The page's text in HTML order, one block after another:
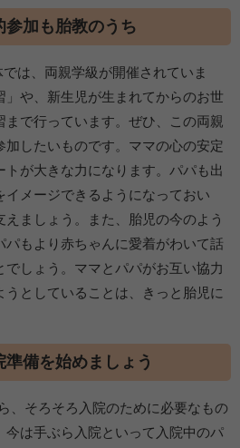
参加も胎教のうち
は、両親学級が開催されていま
や、新生児が生まれてからのお世
で行っています。ぜひ、この両親
したいものです。ママの心の安定
が大きな力になります。パパも出
イメージできるようになっておい
ましょう。また、胎児の今のよう
もより赤ちゃんに愛着がわいて話
でしょう。ママとパパがお互い協力
うとしていることは、きっと胎児に
準備を始めましょう
、そろそろ入院のために必要なもの
今は手ぶら入院といって入院中のパ